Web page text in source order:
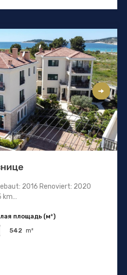
2016 Renoviert: 2020
km…
площадь (м²)
542 m²